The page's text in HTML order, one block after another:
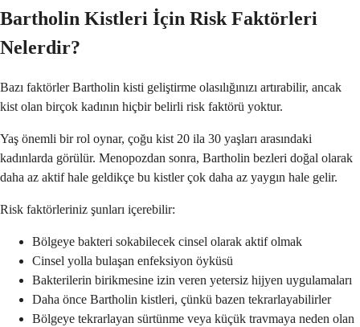
Bartholin Kistleri İçin Risk Faktörleri
Nelerdir?
Bazı faktörler Bartholin kisti geliştirme olasılığınızı artırabilir, ancak
kist olan birçok kadının hiçbir belirli risk faktörü yoktur.
Yaş önemli bir rol oynar, çoğu kist 20 ila 30 yaşları arasındaki
kadınlarda görülür. Menopozdan sonra, Bartholin bezleri doğal olarak
daha az aktif hale geldikçe bu kistler çok daha az yaygın hale gelir.
Risk faktörleriniz şunları içerebilir:
Bölgeye bakteri sokabilecek cinsel olarak aktif olmak
Cinsel yolla bulaşan enfeksiyon öyküsü
Bakterilerin birikmesine izin veren yetersiz hijyen uygulamaları
Daha önce Bartholin kistleri, çünkü bazen tekrarlayabilirler
Bölgeye tekrarlayan sürtünme veya küçük travmaya neden olan